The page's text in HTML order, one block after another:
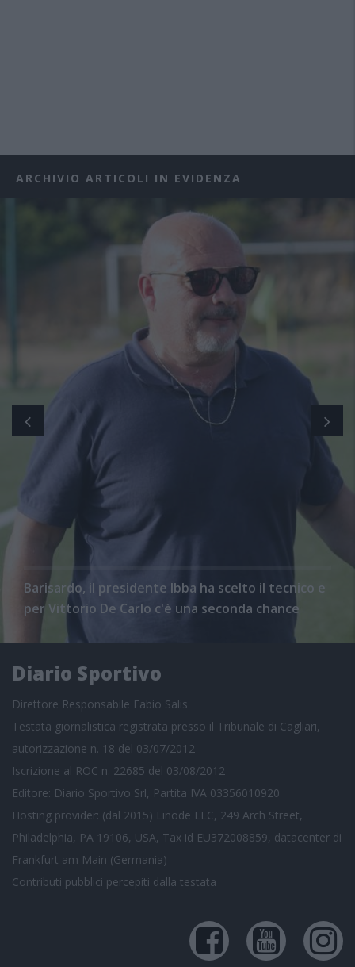
ARCHIVIO ARTICOLI IN EVIDENZA
Barisardo, il presidente Ibba ha scelto il tecnico e
per Vittorio De Carlo c'è una seconda chance
Diario Sportivo
Direttore Responsabile Fabio Salis
Testata giornalistica registrata presso il Tribunale di Cagliari,
autorizzazione n. 18 del 03/07/2012
Iscrizione al ROC n. 22685 del 03/08/2012
Editore: Diario Sportivo Srl, Partita IVA 03356010920
Hosting provider: (dal 2015) Linode LLC, 249 Arch Street,
Philadelphia, PA 19106, USA, Tax id EU372008859, datacenter di
Frankfurt am Main (Germania)
Contributi pubblici percepiti dalla testata